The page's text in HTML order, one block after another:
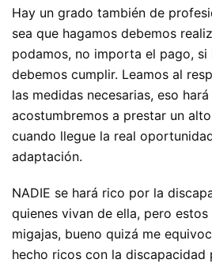
Hay un grado también de
sea que hagamos debemos
podamos, no importa el pago, si
debemos cumplir. Leamos al
las medidas necesarias, eso
acostumbremos a prestar un
cuando llegue la real
adaptación.
NADIE se hará rico por la
quienes vivan de ella, pero
migajas, bueno quizá me
hecho ricos con la discapacidad